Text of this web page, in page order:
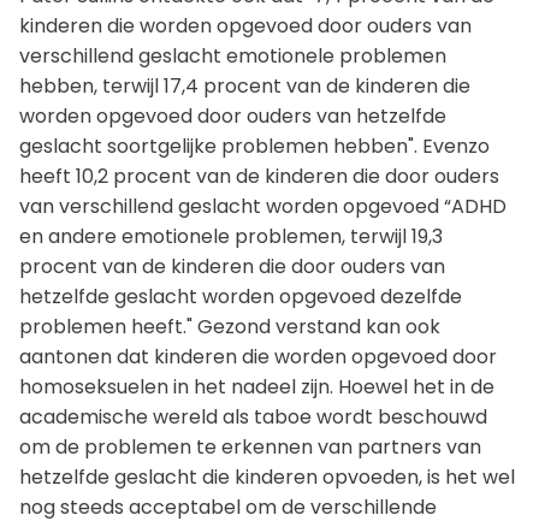
kinderen die worden opgevoed door ouders van
verschillend geslacht emotionele problemen
hebben, terwijl 17,4 procent van de kinderen die
worden opgevoed door ouders van hetzelfde
geslacht soortgelijke problemen hebben". Evenzo
heeft 10,2 procent van de kinderen die door ouders
van verschillend geslacht worden opgevoed “ADHD
en andere emotionele problemen, terwijl 19,3
procent van de kinderen die door ouders van
hetzelfde geslacht worden opgevoed dezelfde
problemen heeft." Gezond verstand kan ook
aantonen dat kinderen die worden opgevoed door
homoseksuelen in het nadeel zijn. Hoewel het in de
academische wereld als taboe wordt beschouwd
om de problemen te erkennen van partners van
hetzelfde geslacht die kinderen opvoeden, is het wel
nog steeds acceptabel om de verschillende